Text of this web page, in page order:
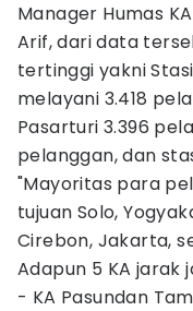
Manager Humas
Arif, dari data
tertinggi yakni
melayani 3.418
Pasarturi 3.396
pelanggan, dan
"Mayoritas para
tujuan Solo,
Cirebon, Jakarta,
Adapun 5 KA jarak
- KA Pasundan